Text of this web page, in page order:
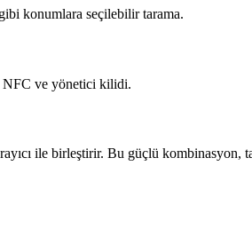
konumlara seçilebilir tarama.
NFC ve yönetici kilidi.
ile birleştirir. Bu güçlü kombinasyon,